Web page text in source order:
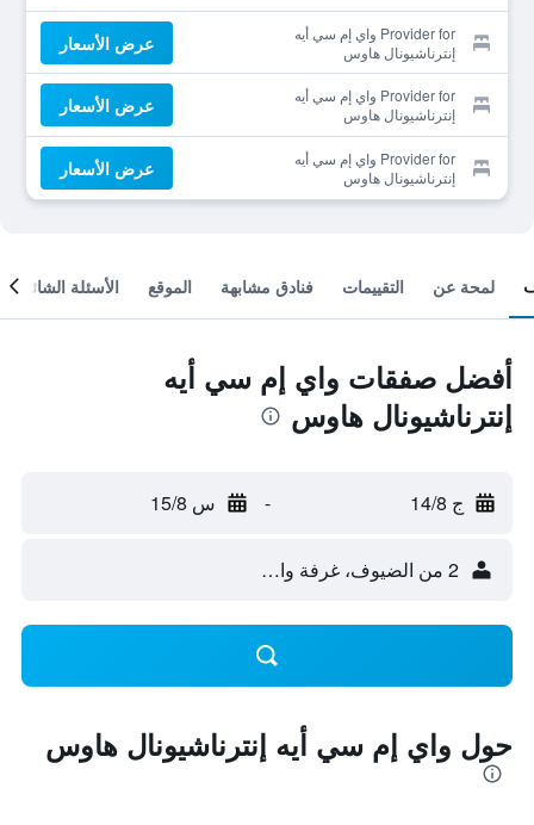
Provider for واي إم سي أيه
إنترناشيونال هاوس
عرض الأسعار
Provider for واي إم سي أيه
إنترناشيونال هاوس
عرض الأسعار
Provider for واي إم سي أيه
إنترناشيونال هاوس
عرض الأسعار
لمحة عن التقييمات فنادق مشابهة الموقع الأسئلة الشائعة
أفضل صفقات واي إم سي أيه
إنترناشيونال هاوس
ج 14/8 - س 15/8
2 من الضيوف، غرفة واحدة
حول واي إم سي أيه إنترناشيونال هاوس